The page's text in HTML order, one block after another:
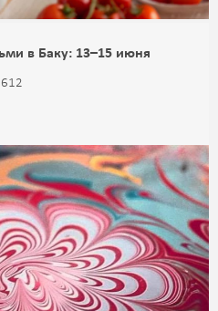
в Баку: 13–15 июня
612